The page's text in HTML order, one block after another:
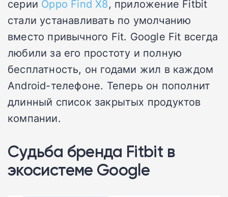
серии Oppo Find X8, приложение Fitbit
стали устанавливать по умолчанию
вместо привычного Fit. Google Fit всегда
любили за его простоту и полную
бесплатность, он годами жил в каждом
Android-телефоне. Теперь он пополнит
длинный список закрытых продуктов
компании.
Судьба бренда Fitbit в
экосистеме Google